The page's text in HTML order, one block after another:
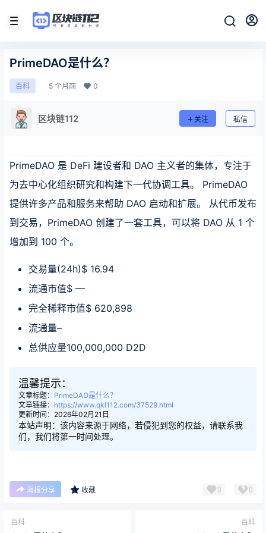
PrimeDAO是什么？
百科 5 个月前 0
区块链112 关注 私信
PrimeDAO 是 DeFi 建设者和 DAO 主义者的集体，专注于
为去中心化组织研究和构建下一代协调工具。 PrimeDAO
提供许多产品和服务来帮助 DAO 启动和扩展。 从代币发布
到交易，PrimeDAO 创建了一套工具，可以将 DAO 从 1 个
增加到 100 个。
交易量(24h)$ 16.94
流通市值$ —
完全稀释市值$ 620,898
流通量–
总供应量100,000,000 D2D
温馨提示：
文章标题： PrimeDAO是什么？
文章链接： https://www.qkl112.com/37529.html
更新时间：2026年02月21日
本站声明：该内容来源于网络，若侵犯到您的权益，请联系我
们，我们将第一时间处理。
海报分享 收藏 0 0
百科 百科